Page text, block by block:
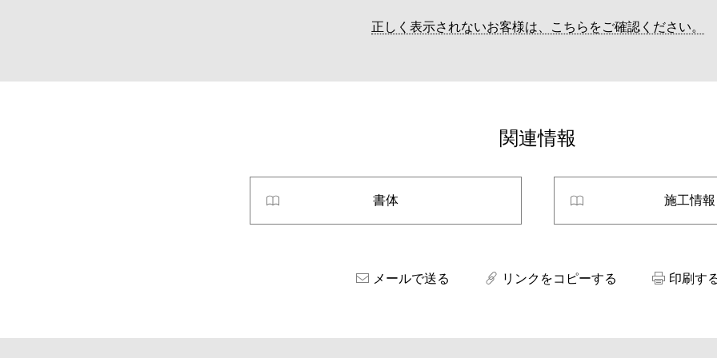
正しく表示されないお客様は、こちらをご確認ください。
関連情報
書体 施工情報
メールで送る リンクをコピーする 印刷す